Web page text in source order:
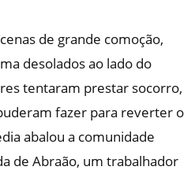
de grande comoção,
desolados ao lado do
tentaram prestar socorro,
fazer para reverter o
abalou a comunidade
de Abraão, um trabalhador